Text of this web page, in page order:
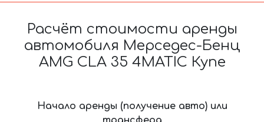
Расчёт стоимости аренды
автомобиля Мерседес-Бенц
AMG CLA 35 4MATIC Купе
Начало аренды (получение авто) или